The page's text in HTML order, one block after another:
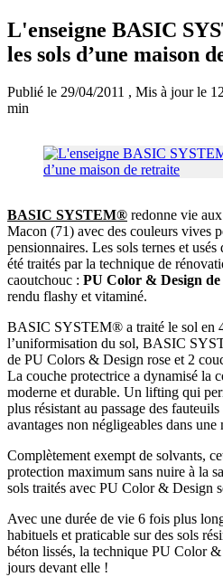
L'enseigne BASIC
les sols d’une maison
Publié le 29/04/2011 , Mis à jour le
min
BASIC SYSTEM® redonne vie
Macon (71) avec des couleurs vives
pensionnaires. Les sols ternes et
été traités par la technique de
caoutchouc : PU Color & Design
rendu flashy et vitaminé.
BASIC SYSTEM® a traité le sol en 4
l’uniformisation du sol, BASIC
de PU Colors & Design rose et 2
La couche protectrice a dynamisé la
moderne et durable. Un lifting qui
plus résistant au passage des
avantages non négligeables dans une
Complètement exempt de solvants,
protection maximum sans nuire à la
sols traités avec PU Color & Design
Avec une durée de vie 6 fois plus
habituels et praticable sur des sols
béton lissés, la technique PU Color
jours devant elle !